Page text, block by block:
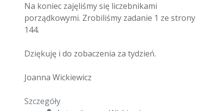
Na koniec zajęliśmy się liczebnikami
porządkowymi. Zrobiliśmy zadanie 1 ze strony
144.
Dziękuję i do zobaczenia za tydzień.
Joanna Wickiewicz
Szczegóły